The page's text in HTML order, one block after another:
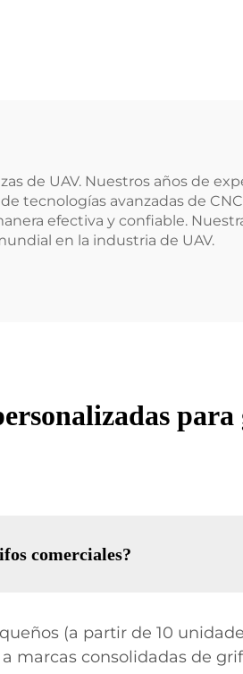
de UAV. Nuestros años de
tecnologías avanzadas de
efectiva y confiable.
en la industria de UAV.
comerciales?
(a partir de 10
marcas consolidadas de